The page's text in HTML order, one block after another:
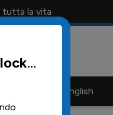
tutta la vita
News in english
...